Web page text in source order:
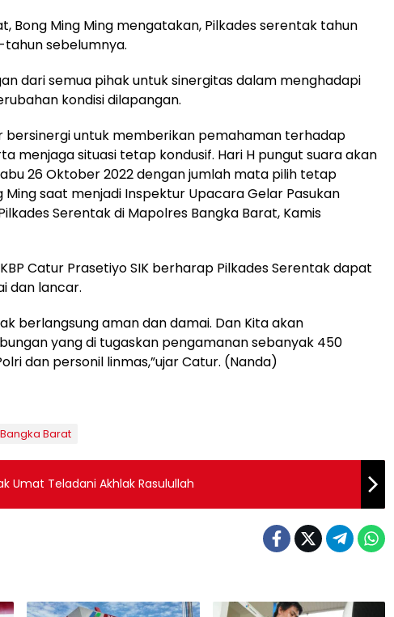
Bong Ming Ming mengatakan, Pilkades serentak tahun
sebelumnya.
dari semua pihak untuk sinergitas dalam menghadapi
kondisi dilapangan.
bersinergi untuk memberikan pemahaman terhadap
menjaga situasi tetap kondusif. Hari H pungut suara akan
26 Oktober 2022 dengan jumlah mata pilih tetap
Ming saat menjadi Inspektur Upacara Gelar Pasukan
Serentak di Mapolres Bangka Barat, Kamis
Catur Prasetiyo SIK berharap Pilkades Serentak dapat
dan lancar.
berlangsung aman dan damai. Dan Kita akan
yang di tugaskan pengamanan sebanyak 450
dan personil linmas,”ujar Catur. (Nanda)
Bangka Barat
Umat Teladani Akhlak Rasulullah